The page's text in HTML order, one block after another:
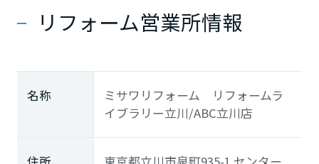
リフォーム営業所情報
名称
ミサワリフォーム リフォームラ
イブラリー立川/ABC立川店